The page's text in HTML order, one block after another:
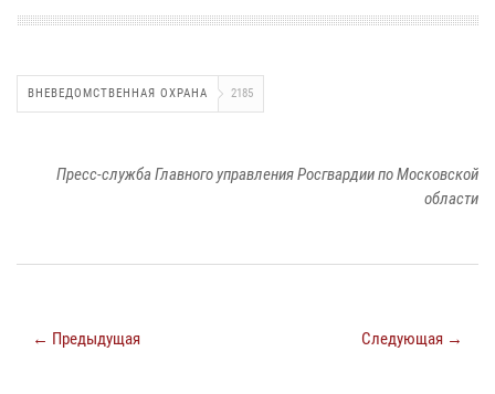
ВНЕВЕДОМСТВЕННАЯ ОХРАНА 2185
Пресс-служба Главного управления Росгвардии по Московской
области
← Предыдущая Следующая →